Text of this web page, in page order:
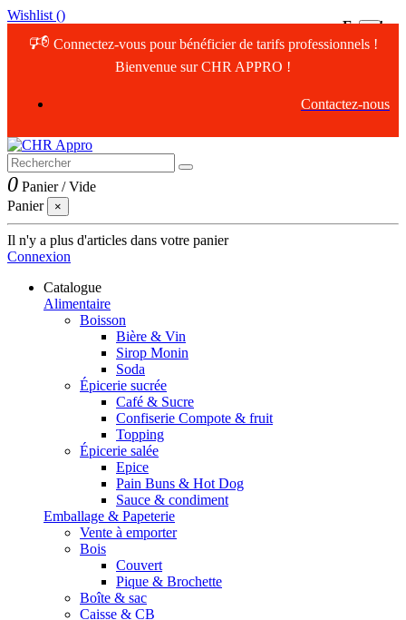
Error!
Wishlist ()
🕫 Connectez-vous pour bénéficier de tarifs professionnels !
Connectez-vous pour bénéficier de tarifs professionnels !
Bienvenue sur CHR APPRO !
Contactez-nous
0 Panier /Vide
Panier
×
Il n'y a plus d'articles dans votre panier
Connexion
Catalogue
Alimentaire
Boisson
Bière & Vin
Sirop Monin
Soda
Épicerie sucrée
Café & Sucre
Confiserie Compote & fruit
Topping
Épicerie salée
Epice
Pain Buns & Hot Dog
Sauce & condiment
Emballage & Papeterie
Vente à emporter
Bois
Couvert
Pique & Brochette
Boîte & sac
Caisse & CB